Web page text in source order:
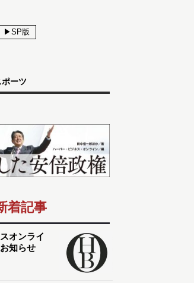
▶SP版
ーツ
着記事
オンライ
知らせ